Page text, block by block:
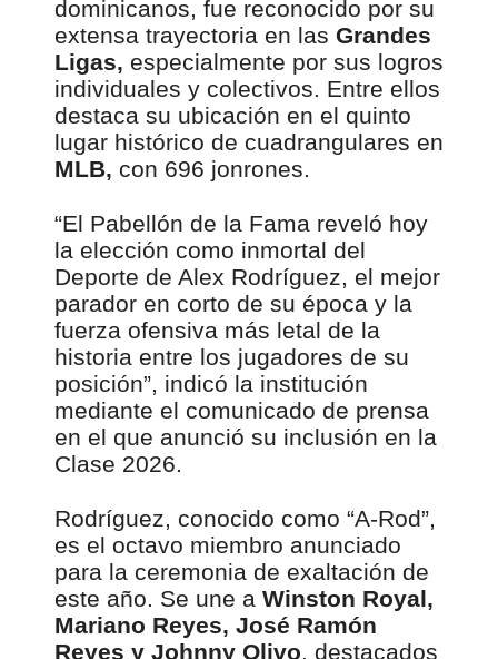
dominicanos, fue reconocido por su
extensa trayectoria en las Grandes
Ligas, especialmente por sus logros
individuales y colectivos. Entre ellos
destaca su ubicación en el quinto
lugar histórico de cuadrangulares en
MLB, con 696 jonrones.
“El Pabellón de la Fama reveló hoy
la elección como inmortal del
Deporte de Alex Rodríguez, el mejor
parador en corto de su época y la
fuerza ofensiva más letal de la
historia entre los jugadores de su
posición”, indicó la institución
mediante el comunicado de prensa
en el que anunció su inclusión en la
Clase 2026.
Rodríguez, conocido como “A-Rod”,
es el octavo miembro anunciado
para la ceremonia de exaltación de
este año. Se une a Winston Royal,
Mariano Reyes, José Ramón
Reyes y Johnny Olivo, destacados